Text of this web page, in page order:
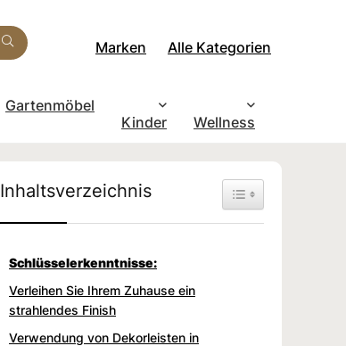
Marken Alle Kategorien
Gartenmöbel
Kinder
Wellness
Inhaltsverzeichnis Toggle Table of
Schlüsselerkenntnisse:
Verleihen Sie Ihrem Zuhause ein
strahlendes Finish
Verwendung von Dekorleisten in